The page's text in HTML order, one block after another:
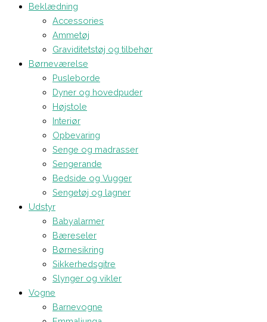
Beklædning
Accessories
Ammetøj
Graviditetstøj og tilbehør
Børneværelse
Pusleborde
Dyner og hovedpuder
Højstole
Interiør
Opbevaring
Senge og madrasser
Sengerande
Bedside og Vugger
Sengetøj og lagner
Udstyr
Babyalarmer
Bæreseler
Børnesikring
Sikkerhedsgitre
Slynger og vikler
Vogne
Barnevogne